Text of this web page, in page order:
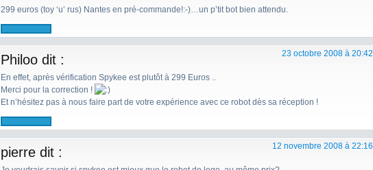
299 euros (toy ‘u’ rus) Nantes en pré-commande!:-)…un p’tit bot bien attendu.
Philoo dit : 23 octobre 2008 à 20:42
En effet, après vérification Spykee est plutôt à 299 Euros ..
Merci pour la correction !
Et n’hésitez pas à nous faire part de votre expérience avec ce robot dès sa réception !
pierre dit : 12 novembre 2008 à 22:16